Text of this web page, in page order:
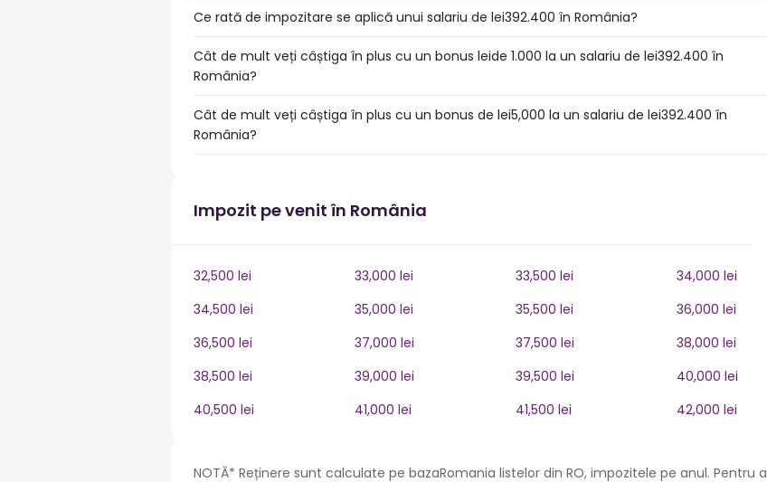
Ce rată de impozitare se aplică unui salariu de lei392.400 în România?
Cât de mult veți câștiga în plus cu un bonus leide 1.000 la un salariu de lei392.400 în
România?
Cât de mult veți câștiga în plus cu un bonus de lei5,000 la un salariu de lei392.400 în
România?
Impozit pe venit în România
32,500 lei 33,000 lei 33,500 lei
34,000 lei
34,500 lei
35,000 lei 35,500 lei
36,000 lei
36,500 lei
37,000 lei 37,500 lei
38,000 lei
38,500 lei
39,000 lei 39,500 lei
40,000 lei
40,500 lei
41,000 lei 41,500 lei 42,000 lei
NOTĂ* Reținere sunt calculate pe bazaRomania listelor din RO, impozitele pe anul. Pentru a